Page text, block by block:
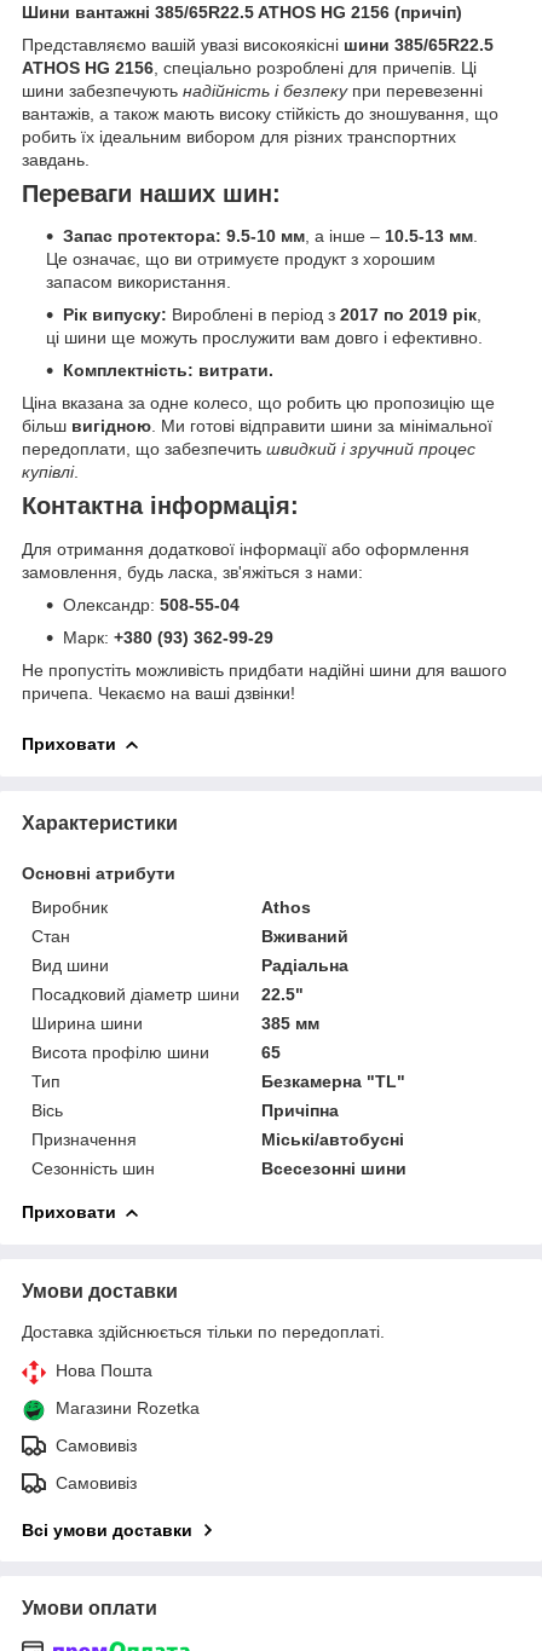
Шини вантажні 385/65R22.5 ATHOS HG 2156 (причіп)
Представляємо вашій увазі високоякісні шини 385/65R22.5
ATHOS HG 2156 , спеціально розроблені для причепів. Ці
шини забезпечують надійність і безпекупри перевезенні
вантажів, а також мають високу стійкість до зношування, що
робить їх ідеальним вибором для різних транспортних
завдань.
Переваги наших шин:
Запас протектора: 9.5-10 мм, а інше – 10.5-13 мм.
Це означає, що ви отримуєте продукт з хорошим
запасом використання.
Рік випуску: Вироблені в період з 2017 по 2019 рік,
ці шини ще можуть прослужити вам довго і ефективно.
Комплектність: витрати.
Ціна вказана за одне колесо, що робить цю пропозицію ще
більш вигідною. Ми готові відправити шини за мінімальної
передоплати, що забезпечить швидкий і зручний процес
купівлі.
Контактна інформація:
Для отримання додаткової інформації або оформлення
замовлення, будь ласка, зв'яжіться з нами:
Олександр: 508-55-04
Марк: +380 (93) 362-99-29
Не пропустіть можливість придбати надійні шини для вашого
причепа. Чекаємо на ваші дзвінки!
Приховати
Характеристики
Основні атрибути
Виробник
Athos
Стан
Вживаний
Вид шини
Радіальна
Посадковий діаметр шини
22.5"
Ширина шини
385 мм
Висота профілю шини
65
Тип
Безкамерна "TL"
Вісь
Причіпна
Призначення
Міські/автобусні
Сезонність шин
Всесезонні шини
Приховати
Умови доставки
Доставка здійснюється тільки по передоплаті.
Нова Пошта
Магазини Rozetka
Самовивіз
Самовивіз
Всі умови доставки
Умови оплати